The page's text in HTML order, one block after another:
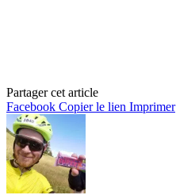
Partager cet article
Facebook Copier le lien Imprimer